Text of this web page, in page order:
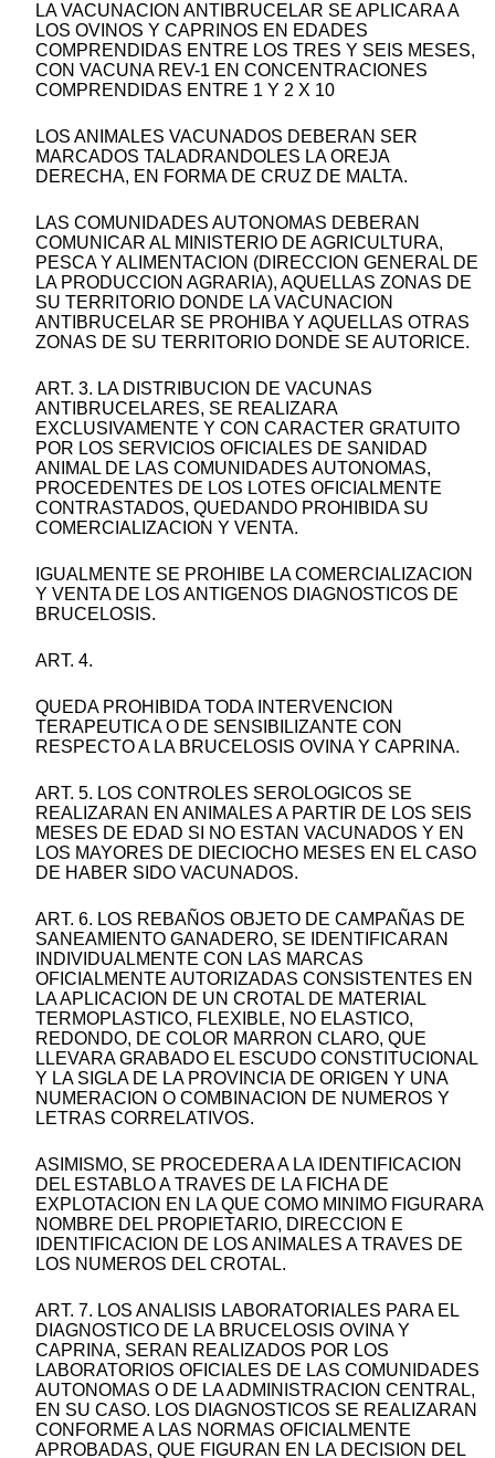
LA VACUNACION ANTIBRUCELAR SE APLICARA A
LOS OVINOS Y CAPRINOS EN EDADES
COMPRENDIDAS ENTRE LOS TRES Y SEIS MESES,
CON VACUNA REV-1 EN CONCENTRACIONES
COMPRENDIDAS ENTRE 1 Y 2 X 10
LOS ANIMALES VACUNADOS DEBERAN SER
MARCADOS TALADRANDOLES LA OREJA
DERECHA, EN FORMA DE CRUZ DE MALTA.
LAS COMUNIDADES AUTONOMAS DEBERAN
COMUNICAR AL MINISTERIO DE AGRICULTURA,
PESCA Y ALIMENTACION (DIRECCION GENERAL DE
LA PRODUCCION AGRARIA), AQUELLAS ZONAS DE
SU TERRITORIO DONDE LA VACUNACION
ANTIBRUCELAR SE PROHIBA Y AQUELLAS OTRAS
ZONAS DE SU TERRITORIO DONDE SE AUTORICE.
ART. 3. LA DISTRIBUCION DE VACUNAS
ANTIBRUCELARES, SE REALIZARA
EXCLUSIVAMENTE Y CON CARACTER GRATUITO
POR LOS SERVICIOS OFICIALES DE SANIDAD
ANIMAL DE LAS COMUNIDADES AUTONOMAS,
PROCEDENTES DE LOS LOTES OFICIALMENTE
CONTRASTADOS, QUEDANDO PROHIBIDA SU
COMERCIALIZACION Y VENTA.
IGUALMENTE SE PROHIBE LA COMERCIALIZACION
Y VENTA DE LOS ANTIGENOS DIAGNOSTICOS DE
BRUCELOSIS.
ART. 4.
QUEDA PROHIBIDA TODA INTERVENCION
TERAPEUTICA O DE SENSIBILIZANTE CON
RESPECTO A LA BRUCELOSIS OVINA Y CAPRINA.
ART. 5. LOS CONTROLES SEROLOGICOS SE
REALIZARAN EN ANIMALES A PARTIR DE LOS SEIS
MESES DE EDAD SI NO ESTAN VACUNADOS Y EN
LOS MAYORES DE DIECIOCHO MESES EN EL CASO
DE HABER SIDO VACUNADOS.
ART. 6. LOS REBAÑOS OBJETO DE CAMPAÑAS DE
SANEAMIENTO GANADERO, SE IDENTIFICARAN
INDIVIDUALMENTE CON LAS MARCAS
OFICIALMENTE AUTORIZADAS CONSISTENTES EN
LA APLICACION DE UN CROTAL DE MATERIAL
TERMOPLASTICO, FLEXIBLE, NO ELASTICO,
REDONDO, DE COLOR MARRON CLARO, QUE
LLEVARA GRABADO EL ESCUDO CONSTITUCIONAL
Y LA SIGLA DE LA PROVINCIA DE ORIGEN Y UNA
NUMERACION O COMBINACION DE NUMEROS Y
LETRAS CORRELATIVOS.
ASIMISMO, SE PROCEDERA A LA IDENTIFICACION
DEL ESTABLO A TRAVES DE LA FICHA DE
EXPLOTACION EN LA QUE COMO MINIMO FIGURARA
NOMBRE DEL PROPIETARIO, DIRECCION E
IDENTIFICACION DE LOS ANIMALES A TRAVES DE
LOS NUMEROS DEL CROTAL.
ART. 7. LOS ANALISIS LABORATORIALES PARA EL
DIAGNOSTICO DE LA BRUCELOSIS OVINA Y
CAPRINA, SERAN REALIZADOS POR LOS
LABORATORIOS OFICIALES DE LAS COMUNIDADES
AUTONOMAS O DE LA ADMINISTRACION CENTRAL,
EN SU CASO. LOS DIAGNOSTICOS SE REALIZARAN
CONFORME A LAS NORMAS OFICIALMENTE
APROBADAS, QUE FIGURAN EN LA DECISION DEL